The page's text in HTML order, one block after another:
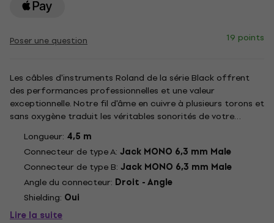
Poser une question 19 points
Les câbles d'instruments Roland de la série Black offrent
des performances professionnelles et une valeur
exceptionnelle. Notre fil d'âme en cuivre à plusieurs torons et
sans oxygène traduit les véritables sonorités de votre
instrument, tandis que le blindage en spirale à haute densité
élimine les bruits indésirables. Intégrant des connecteurs...
Longueur: 4,5 m
Connecteur de type A: Jack MONO 6,3 mm Male
Connecteur de type B: Jack MONO 6,3 mm Male
Angle du connecteur: Droit - Angle
Shielding: Oui
Lire la suite